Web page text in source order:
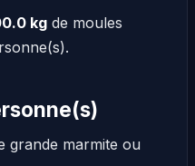
kg de moules
grande marmite ou